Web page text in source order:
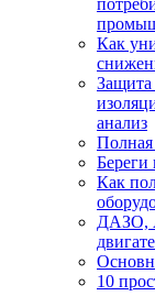
Как
Защита
анализ
Полная
Как
ДАЗО,
10